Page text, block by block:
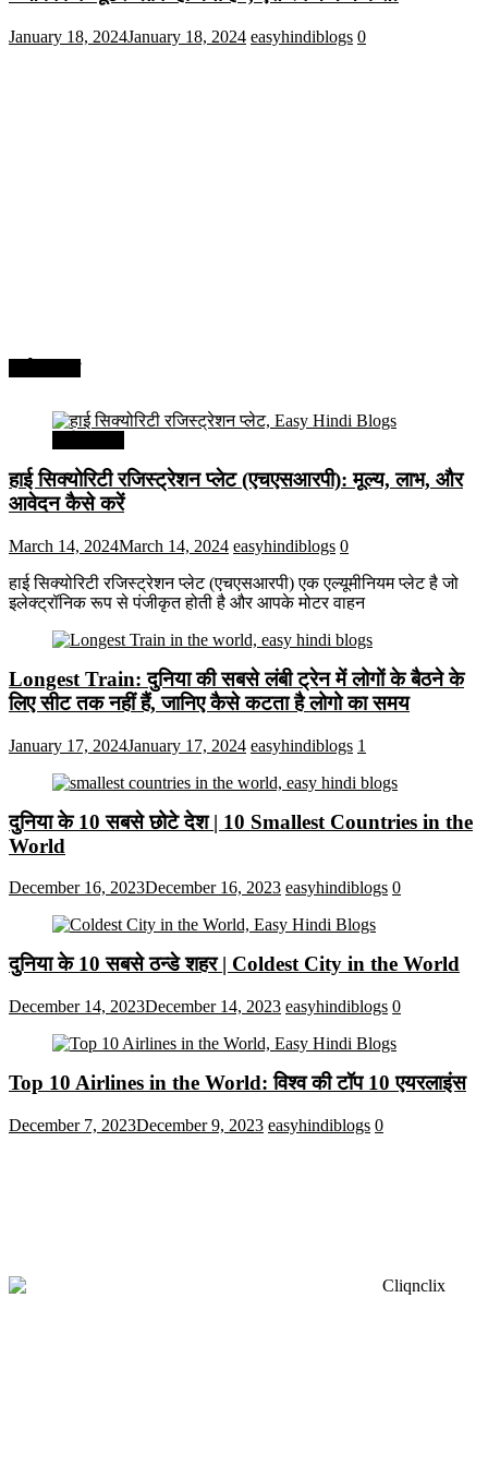
January 18, 2024January 18, 2024 easyhindiblogs 0
हाई सिक्योरिटी रजिस्ट्रेशन प्लेट (एचएसआरपी): मूल्य, लाभ, और
आवेदन कैसे करें
March 14, 2024March 14, 2024 easyhindiblogs 0
हाई सिक्योरिटी रजिस्ट्रेशन प्लेट (एचएसआरपी) एक एल्यूमीनियम प्लेट है जो
इलेक्ट्रॉनिक रूप से पंजीकृत होती है और आपके मोटर वाहन
Longest Train: दुनिया की सबसे लंबी ट्रेन में लोगों के बैठने के
लिए सीट तक ​​नहीं हैं, जानिए कैसे कटता है लोगो का समय
January 17, 2024January 17, 2024 easyhindiblogs 1
दुनिया के 10 सबसे छोटे देश | 10 Smallest Countries in the
World
December 16, 2023December 16, 2023 easyhindiblogs 0
दुनिया के 10 सबसे ठन्डे शहर | Coldest City in the World
December 14, 2023December 14, 2023 easyhindiblogs 0
Top 10 Airlines in the World: विश्व की टॉप 10 एयरलाइंस
December 7, 2023December 9, 2023 easyhindiblogs 0